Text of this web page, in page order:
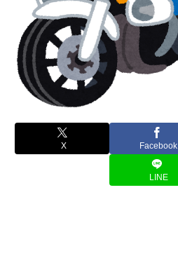
X Facebook
LINE